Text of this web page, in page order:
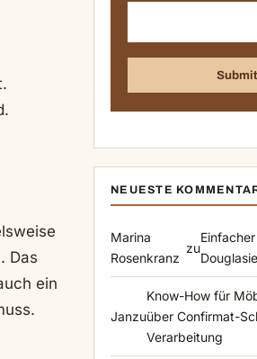
Das
ein
NEUESTE
Marina
Rosenkranz
zu
Janzu
Know-How für
über Confirmat-
Verarbeitung